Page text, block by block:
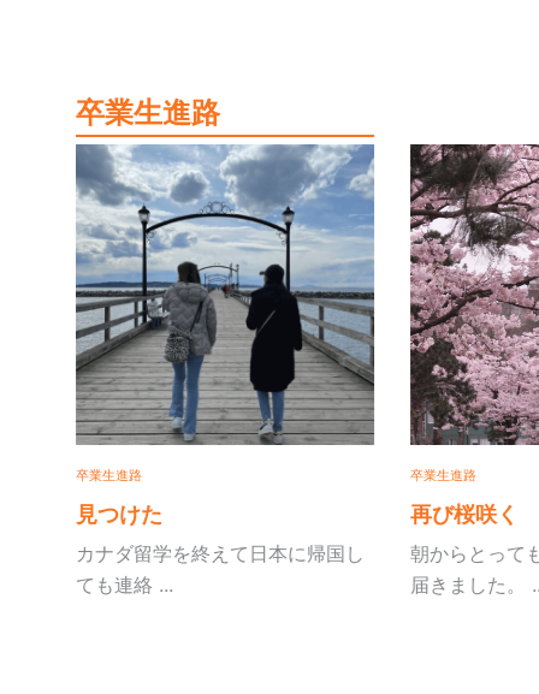
卒業生進路
卒業生進路
見つけた
カナダ留学を終えて日本に帰国し
ても連絡 ...
卒業生進路
再び桜咲く
朝からとっても嬉
届きました。 ...